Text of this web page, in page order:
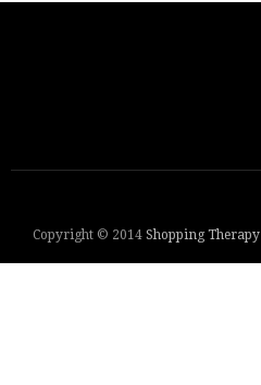
Copyright © 2014 Shopping Therapy